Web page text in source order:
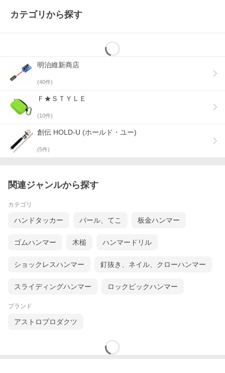
カテゴリから探す
明治維新商店
(40件)
Ｆ★ＳＴＹＬＥ
(10件)
創伝 HOLD-U (ホールド・ユー)
(5件)
関連ジャンルから探す
カテゴリ
ハンドタッカー バール、てこ 板金ハンマー
ゴムハンマー 木槌 ハンマードリル
ショックレスハンマー 釘抜き、ネイル、クローハンマー
スライディングハンマー ロックピックハンマー
ブランド
アストロプロダクツ